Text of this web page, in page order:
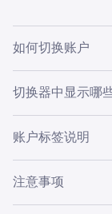
如何切换账户
网页端：
请点击
即可打开账户
切换器中显示哪
账户切换器将显示
您的Kraken
所有活跃的评
账户标签说明
系统会自动为您
新的测评账户会
注意事项